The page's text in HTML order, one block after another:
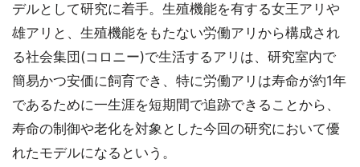
デルとして研究に着手。生殖機能を有する女王アリや
雄アリと、生殖機能をもたない労働アリから構成され
る社会集団(コロニー)で生活するアリは、研究室内で
簡易かつ安価に飼育でき、特に労働アリは寿命が約1年
であるために一生涯を短期間で追跡できることから、
寿命の制御や老化を対象とした今回の研究において優
れたモデルになるという。